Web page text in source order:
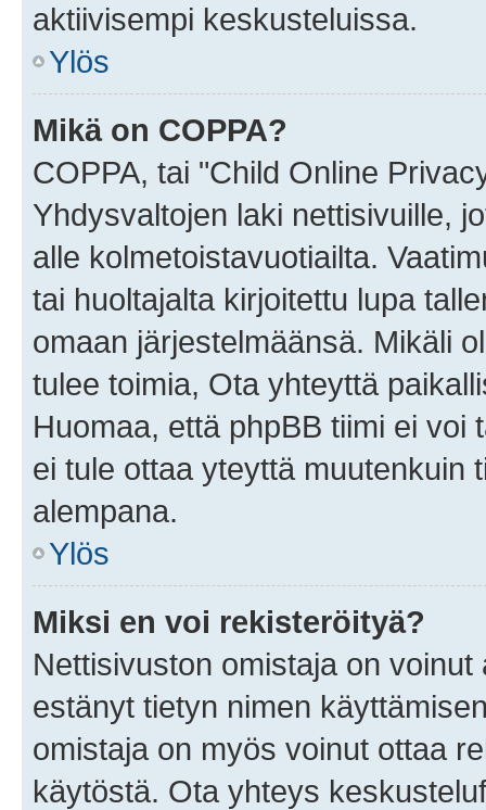
aktiivisempi keskusteluissa.
Ylös
Mikä on COPPA?
COPPA, tai "Child Online
Yhdysvaltojen laki nettisivuille,
alle kolmetoistavuotiailta.
tai huoltajalta kirjoitettu lupa
omaan järjestelmäänsä. Mikäli
tulee toimia, Ota yhteyttä
Huomaa, että phpBB tiimi ei
ei tule ottaa yteyttä muutenkuin
alempana.
Ylös
Miksi en voi rekisteröityä?
Nettisivuston omistaja on
estänyt tietyn nimen
omistaja on myös voinut ottaa
käytöstä. Ota yhteys